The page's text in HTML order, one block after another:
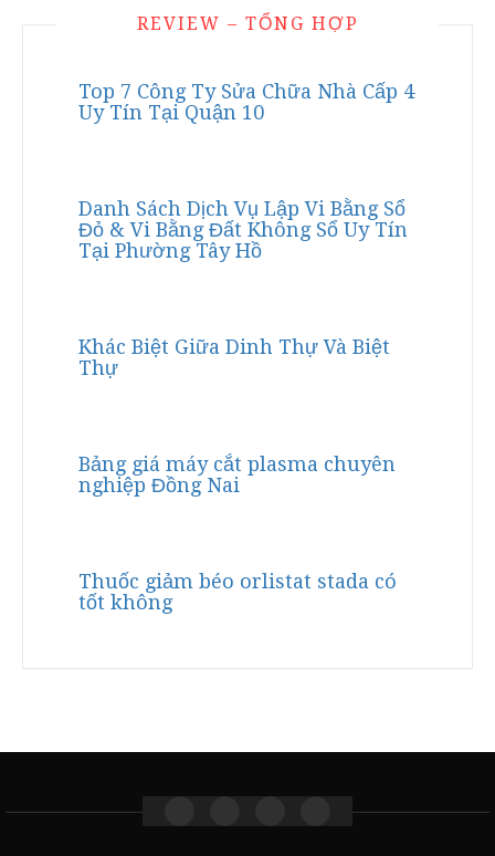
REVIEW – TỔNG HỢP
Top 7 Công Ty Sửa Chữa Nhà Cấp 4
Uy Tín Tại Quận 10
Danh Sách Dịch Vụ Lập Vi Bằng Sổ
Đỏ & Vi Bằng Đất Không Sổ Uy Tín
Tại Phường Tây Hồ
Khác Biệt Giữa Dinh Thự Và Biệt
Thự
Bảng giá máy cắt plasma chuyên
nghiệp Đồng Nai
Thuốc giảm béo orlistat stada có
tốt không